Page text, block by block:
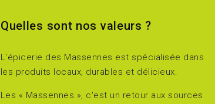
Quelles sont nos valeurs ?
L'épicerie des Massennes est spécialisée dans
les produits locaux, durables et délicieux.
Les « Massennes », c'est un retour aux sources